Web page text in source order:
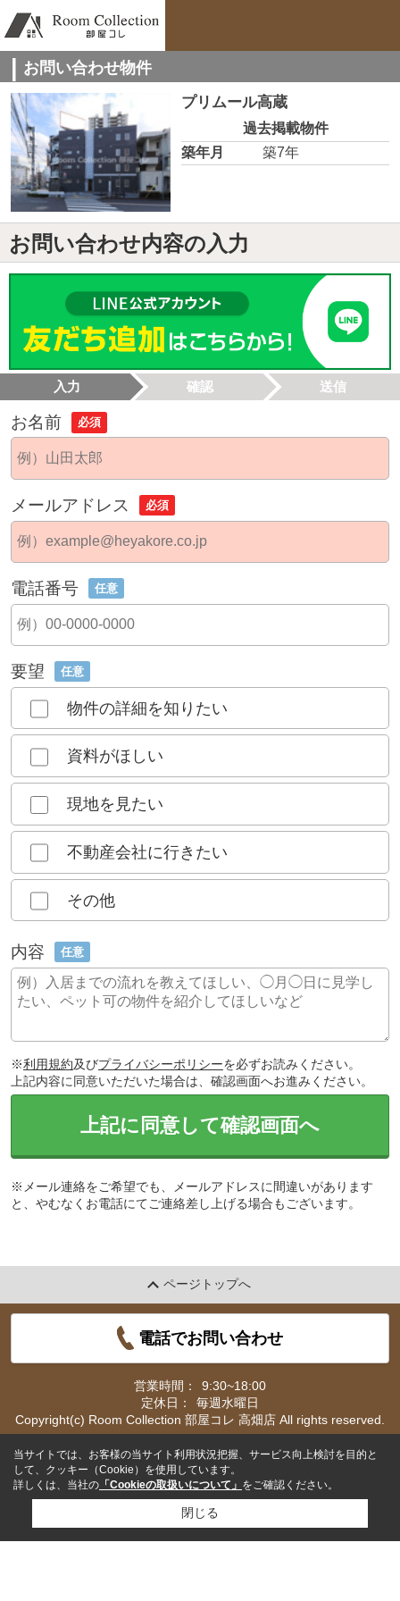
お問い合わせ物件
プリムール高蔵
過去掲載物件
築年月
築7年
お問い合わせ内容の入力
入力 確認 送信
お名前 必須
メールアドレス 必須
電話番号 任意
要望 任意
物件の詳細を知りたい
資料がほしい
現地を見たい
不動産会社に行きたい
その他
内容 任意
※利用規約及びプライバシーポリシーを必ずお読みください。
上記内容に同意いただいた場合は、確認画面へお進みください。
上記に同意して確認画面へ
※メール連絡をご希望でも、メールアドレスに間違いがあります
と、やむなくお電話にてご連絡差し上げる場合もございます。
ページトップへ
電話でお問い合わせ
営業時間：
9:30~18:00
定休日：
毎週水曜日
Copyright(c) Room Collection 部屋コレ 高畑店 All rights reserved.
当サイトでは、お客様の当サイト利用状況把握、サービス向上検討を目的と
して、クッキー（Cookie）を使用しています。
詳しくは、当社の 「Cookieの取扱いについて」 をご確認ください。
閉じる